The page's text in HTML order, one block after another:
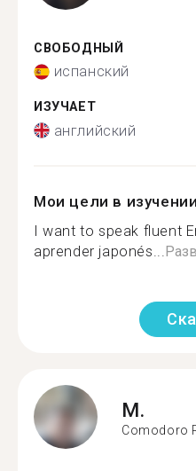
СВОБОДНЫЙ
испанский
ИЗУЧАЕТ
английский
Мои цели в
I want to speak fluent
aprender japonés...
M.
Comodoro